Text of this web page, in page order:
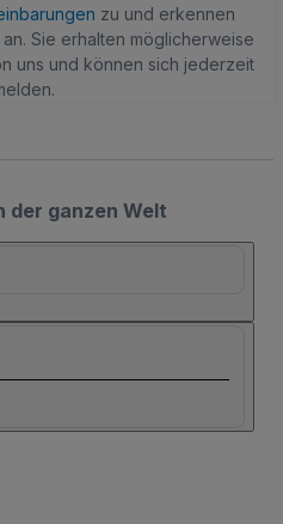
zu und erkennen
an. Sie erhalten möglicherweise
uns und können sich jederzeit
der ganzen Welt